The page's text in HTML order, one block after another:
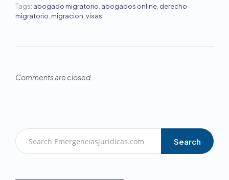
Tags: abogado migratorio abogados online derecho
migratorio migracion visas
Comments are closed.
Search